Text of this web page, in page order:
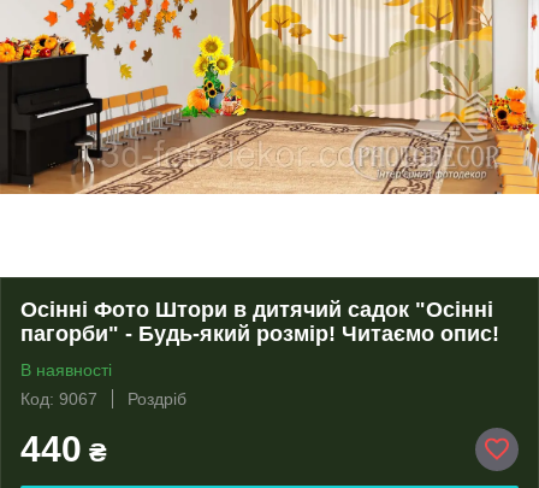
Осінні Фото Штори в дитячий садок "Осінні
пагорби" - Будь-який розмір! Читаємо опис!
В наявності
Код: 9067
Роздріб
440 ₴